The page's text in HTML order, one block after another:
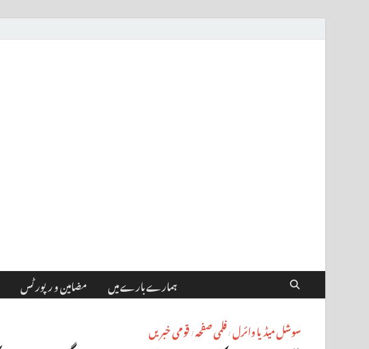
مضامین و رپورٹس
ہمارے بارے میں
سوشل میڈیا وائرل / فلمی صفحہ / قومی خبریں